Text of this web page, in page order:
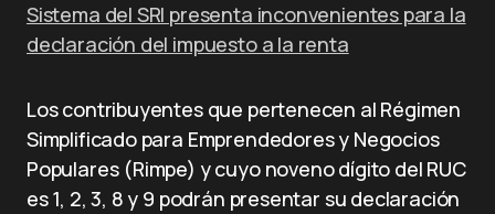
Sistema del SRI presenta inconvenientes para la
declaración del impuesto a la renta
Los contribuyentes que pertenecen al Régimen
Simplificado para Emprendedores y Negocios
Populares (Rimpe) y cuyo noveno dígito del RUC
es 1, 2, 3, 8 y 9 podrán presentar su declaración